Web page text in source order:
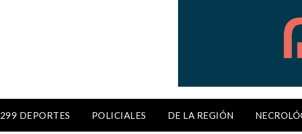
299 DEPORTES POLICIALES DE LA REGIÓN